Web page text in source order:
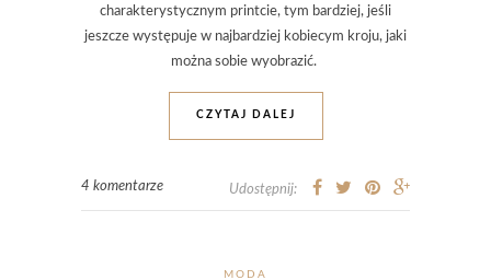
charakterystycznym printcie, tym bardziej, jeśli
jeszcze występuje w najbardziej kobiecym kroju, jaki
można sobie wyobrazić.
CZYTAJ DALEJ
4 komentarze Udostępnij:
MODA